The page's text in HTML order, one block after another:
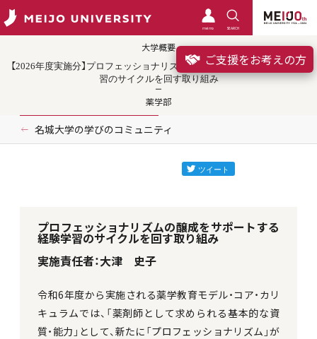
meimo SEARCH
ご支援をお考えの方
大学概要
【2026年度実施分】プロフェッショナリズムの醸成をサポートする経験学
習のサイクルを回す取り組み
薬学部
名城大学の学びのコミュニティ
プロフェッショナリズムの醸成をサポートする
経験学習のサイクルを回す取り組み
実施責任者：大津 史子
令和6年度から実施される薬学教育モデル・コア・カリ
キュラムでは、「薬剤師として求められる基本的な資
質・能力」として、新たに「プロフェッショナリズム」が